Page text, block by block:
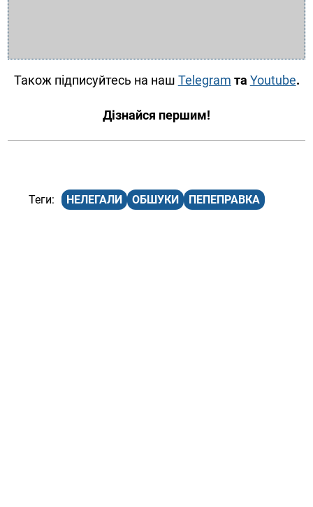
Також підписуйтесь на наш Telegram та Youtube.
Дізнайся першим!
НЕЛЕГАЛИ ОБШУКИ ПЕПЕПРАВКА